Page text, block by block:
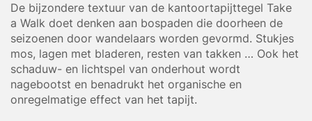
De bijzondere textuur van de kantoortapijttegel Take
a Walk doet denken aan bospaden die doorheen de
seizoenen door wandelaars worden gevormd. Stukjes
mos, lagen met bladeren, resten van takken … Ook het
schaduw- en lichtspel van onderhout wordt
nagebootst en benadrukt het organische en
onregelmatige effect van het tapijt.